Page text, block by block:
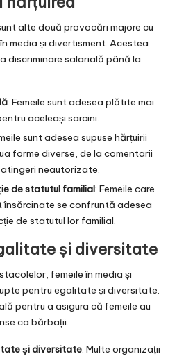
alte două provocări majore cu
media și divertisment. Acestea
discriminare salarială până la
: Femeile sunt adesea plătite mai
aceleași sarcini.
sunt adesea supuse hărțuirii
forme diverse, de la comentarii
neautorizate.
de statutul familial: Femeile care
însărcinate se confruntă adesea
de statutul lor familial.
și diversitate
femeile în media și
pentru egalitate și diversitate.
pentru a asigura că femeile au
ca bărbații.
și diversitate: Multe organizații